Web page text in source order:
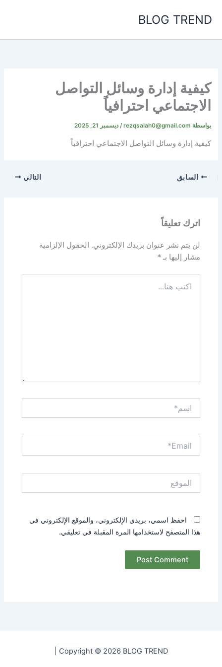
BLOG TREND
كيفية إدارة وسائل التواصل
الاجتماعي احترافياً
بواسطة rezqsalah0@gmail.com
/ديسمبر 21, 2025
كيفية إدارة وسائل التواصل الاجتماعي احترافياً
السابق التالي
اترك تعليقاً
لن يتم نشر عنوان بريدك الإلكتروني.
الحقول الإلزامية
مشار إليها بـ*
هنا...
احفظ اسمي، بريدي الإلكتروني، والموقع الإلكتروني في
هذا المتصفح لاستخدامها المرة المقبلة في تعليقي.
Copyright © 2026 BLOG TREND |